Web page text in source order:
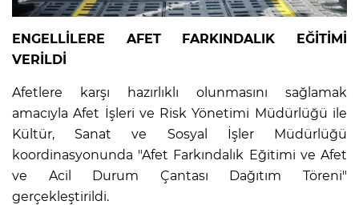
ENGELLİLERE AFET FARKINDALIK EĞİTİMİ
VERİLDİ
Afetlere karşı hazırlıklı olunmasını sağlamak
amacıyla Afet İşleri ve Risk Yönetimi Müdürlüğü ile
Kültür, Sanat ve Sosyal İşler Müdürlüğü
koordinasyonunda "Afet Farkındalık Eğitimi ve Afet
ve Acil Durum Çantası Dağıtım Töreni"
gerçekleştirildi.